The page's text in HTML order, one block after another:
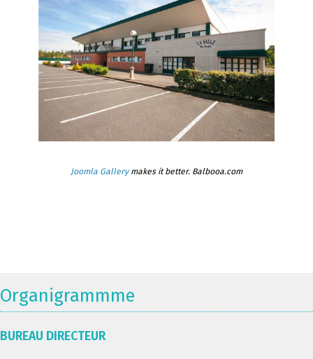
Joomla Gallerymakes it better. Balbooa.com
Organigrammme
BUREAU DIRECTEUR